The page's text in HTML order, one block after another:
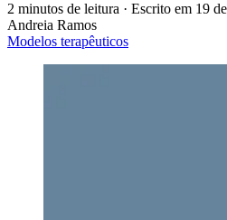
2 minutos de leitura · Escrito em 19
Andreia Ramos
Modelos terapêuticos